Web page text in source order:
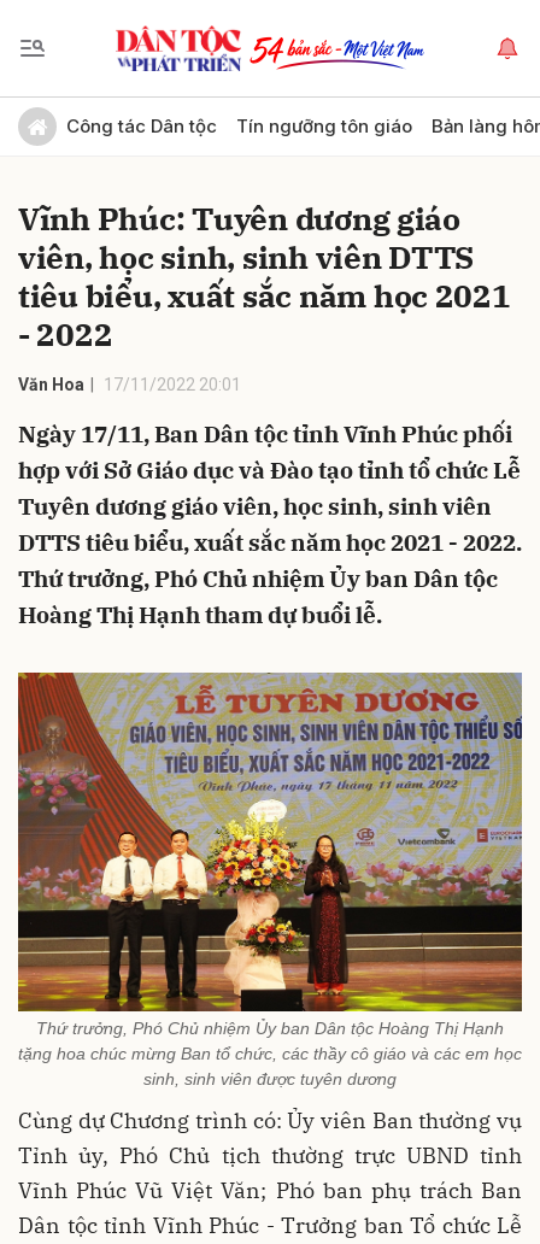
Công tác Dân tộc Tín ngưỡng tôn giáo Bản làng
Vĩnh Phúc: Tuyên dương giáo
viên, học sinh, sinh viên DTTS
tiêu biểu, xuất sắc năm học 2021
- 2022
Văn Hoa 17/11/2022 20:01
Ngày 17/11, Ban Dân tộc tỉnh Vĩnh Phúc phối
hợp với Sở Giáo dục và Đào tạo tỉnh tổ chức Lễ
Tuyên dương giáo viên, học sinh, sinh viên
DTTS tiêu biểu, xuất sắc năm học 2021 - 2022.
Thứ trưởng, Phó Chủ nhiệm Ủy ban Dân tộc
Hoàng Thị Hạnh tham dự buổi lễ.
Thứ trưởng, Phó Chủ nhiệm Ủy ban Dân tộc Hoàng Thị Hạnh
tặng hoa chúc mừng Ban tổ chức, các thầy cô giáo và các em học
sinh, sinh viên được tuyên dương
Cùng dự Chương trình có: Ủy viên Ban thường vụ
Tỉnh ủy, Phó Chủ tịch thường trực UBND tỉnh
Vĩnh Phúc Vũ Việt Văn; Phó ban phụ trách Ban
Dân tộc tỉnh Vĩnh Phúc - Trưởng ban Tổ chức Lễ
Gửi bình luận